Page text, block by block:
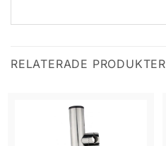
RELATERADE PRODUKTER